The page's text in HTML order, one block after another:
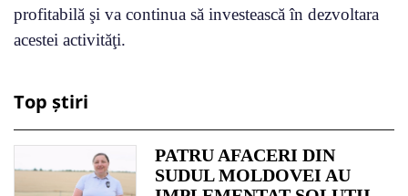
profitabilă şi va continua să investească în dezvoltara
acestei activităţi.
Top știri
PATRU AFACERI DIN
SUDUL MOLDOVEI AU